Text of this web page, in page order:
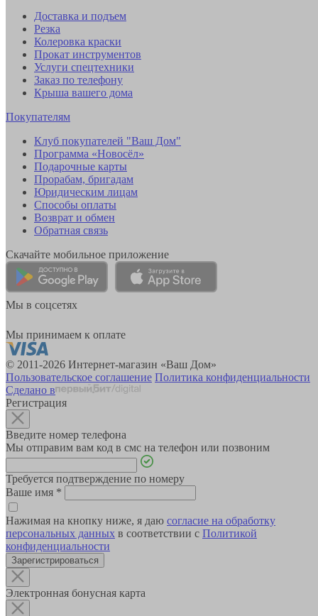
Доставка и подъем
Резка
Колеровка краски
Прокат инструментов
Услуги спецтехники
Заказ по телефону
Крыша вашего дома
Покупателям
Клуб покупателей "Ваш Дом"
Программа «Новосёл»
Подарочные карты
Прорабам, бригадам
Юридическим лицам
Способы оплаты
Возврат и обмен
Обратная связь
Скачайте мобильное приложение
Мы в соцсетях
Мы принимаем к оплате
© 2011-2026 Интернет-магазин «Ваш Дом»
Пользовательское соглашение Политика конфиденциальности
Сделано в
Регистрация
Введите номер телефона
Мы отправим вам код в смс на телефон или позвоним
Требуется подтверждение по номеру
Ваше имя *
Нажимая на кнопку ниже, я даю согласие на обработку
персональных данных в соответствии с Политикой
конфиденциальности
Зарегистрироваться
Электронная бонусная карта